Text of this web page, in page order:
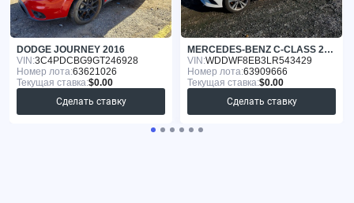
DODGE JOURNEY 2016
VIN:3C4PDCBG9GT246928
Номер лота:63621026
Текущая ставка:$0.00
Сделать ставку
MERCEDES-BENZ C-CLASS 2020
VIN:WDDWF8EB3LR543429
Номер лота:63909666
Текущая ставка:$0.00
Сделать ставку